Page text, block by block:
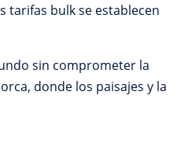
tarifas bulk se establecen
sin comprometer la
donde los paisajes y la